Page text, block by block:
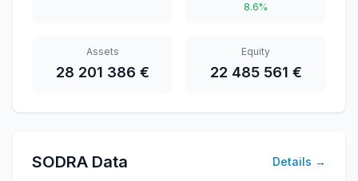
8.6%
Assets
28 201 386 €
Equity
22 485 561 €
SODRA Data Details →